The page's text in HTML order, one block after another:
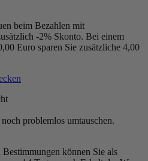
beim Bezahlen mit
-2% Skonto. Bei einem
Euro sparen Sie zusätzliche 4,00
problemlos umtauschen.
können Sie als